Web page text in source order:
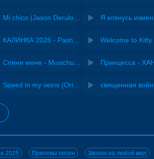
2025 Припевы песен Звонок на любой вкус